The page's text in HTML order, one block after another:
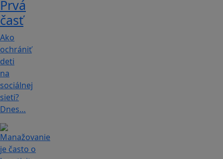
Prvá
časť
Ako
ochrániť
deti
na
sociálnej
sieti?
Dnes…